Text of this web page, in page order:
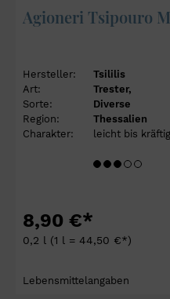
Agioneri Tsipouro
Hersteller:
Tsililis
Art:
Trester,
Sorte:
Diverse
Region:
Thessalien
Charakter:
leicht bis kräftig
8,90 €*
0,2 l (1 l = 44,50 €*)
Lebensmittelangaben